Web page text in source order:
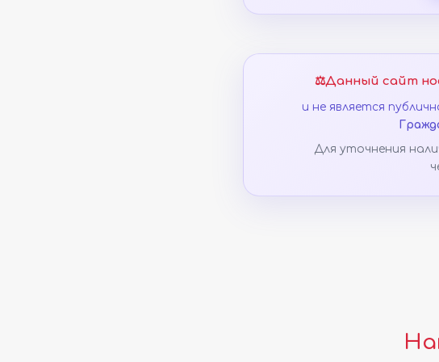
⚖️Данный сайт
и не является
Для уточнения